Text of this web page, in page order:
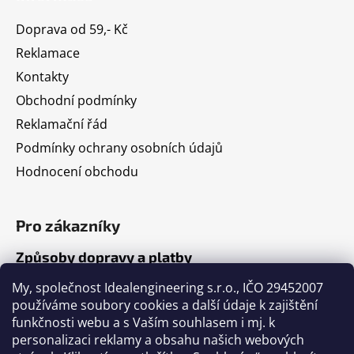
My, společnost Idealengineering s.r.o., IČO 29452007
používáme soubory cookies a další údaje k zajištění
funkčnosti webu a s Vaším souhlasem i mj. k
personalizaci reklamy a obsahu našich webových
Doprava od 59,- Kč
Reklamace
Kontakty
Obchodní podmínky
Reklamační řád
Podmínky ochrany osobních údajů
Hodnocení obchodu
Pro zákazníky
Způsoby dopravy a platby
Jak nakupovat
Články